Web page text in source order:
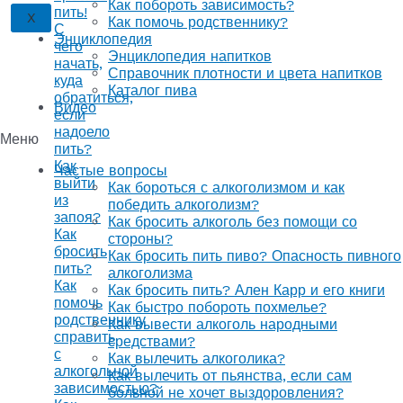
пить!
С
чего
начать,
куда
обратиться,
если
надоело
пить?
Как
выйти
из
запоя?
Как
бросить
пить?
Как
помочь
родственнику
справить
с
алкогольной
зависимостью?
X
Как побороть зависимость?
Как помочь родственнику?
Энциклопедия
Энциклопедия напитков
Справочник плотности и цвета напитков
Каталог пива
Видео
Меню
Частые вопросы
Как бороться с алкоголизмом и как
победить алкоголизм?
Как бросить алкоголь без помощи со
стороны?
Как бросить пить пиво? Опасность пивного
алкоголизма
Как бросить пить? Ален Карр и его книги
Как быстро побороть похмелье?
Как вывести алкоголь народными
средствами?
Как вылечить алкоголика?
Как вылечить от пьянства, если сам
больной не хочет выздоровления?